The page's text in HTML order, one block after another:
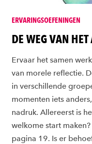
ERVARINGSOEFENINGEN
DE WEG VAN
Ervaar het samen
van morele reflectie.
in verschillende
momenten iets
nadruk. Allereerst is
welkome start
pagina 19. Is er